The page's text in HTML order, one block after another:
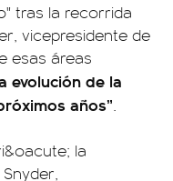
tras la recorrida
vicepresidente de
esas áreas
evolución de la
años”.